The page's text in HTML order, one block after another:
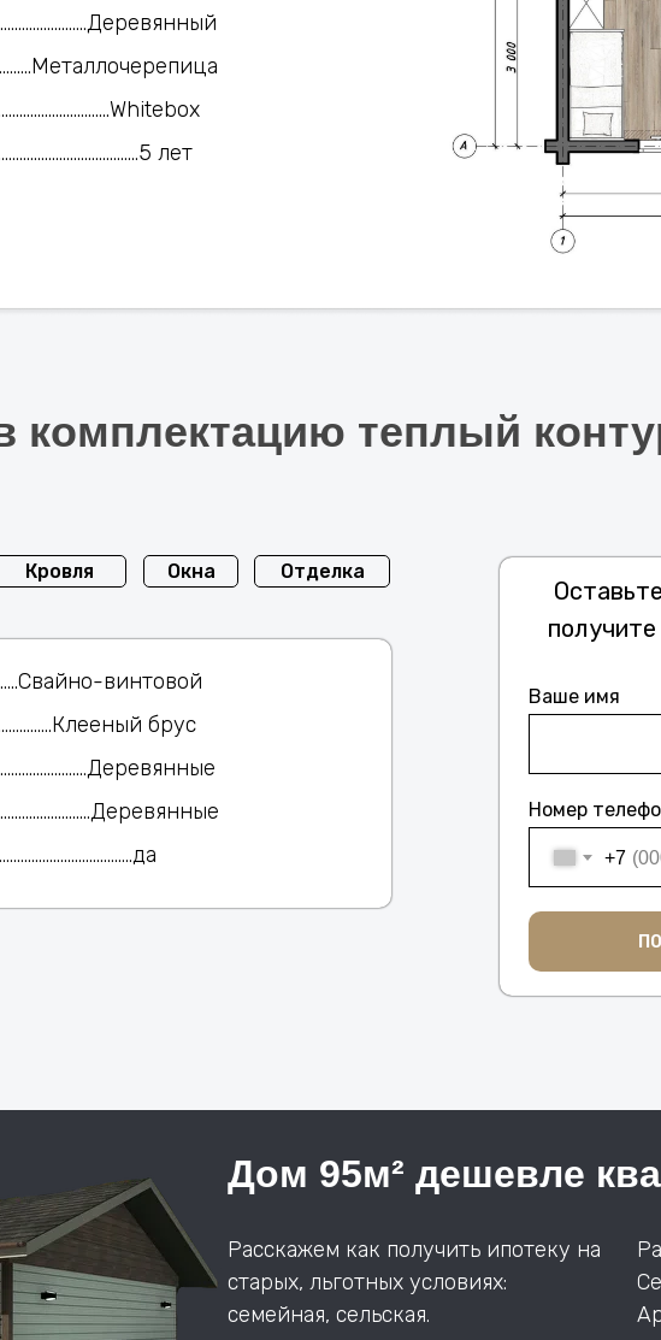
лет
комплектацию теплый
винтовой
брус
Отделка
Окна
Кровля
Ваше имя
Номер
+7
Дом 95м² дешевле
Расскажем как получить ипотеку на
старых, льготных условиях:
семейная, сельская.